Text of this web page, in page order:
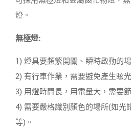
燈。
無極燈:
1) 燈具要頻繁開關、瞬時啟動的
2) 有行車作業，需要避免產生眩
3) 用燈時間長，用電量大，需要
4) 需要嚴格識別顏色的場所(如光
等)。